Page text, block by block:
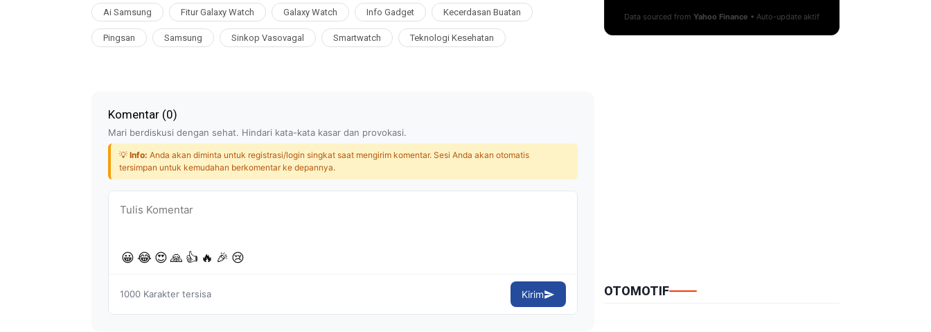
Ai Samsung Fitur Galaxy Watch Galaxy Watch Info Gadget Kecerdasan Buatan
Pingsan Samsung Sinkop Vasovagal Smartwatch Teknologi Kesehatan
Komentar (0)
Mari berdiskusi dengan sehat. Hindari kata-kata kasar dan provokasi.
💡 Info: Anda akan diminta untuk registrasi/login singkat saat mengirim komentar. Sesi Anda akan otomatis
tersimpan untuk kemudahan berkomentar ke depannya.
😀 😂 😍 🙏 👍 🔥 🎉 😢
1000 Karakter tersisa Kirim
Data sourced from Yahoo Finance • Auto-update aktif
OTOMOTIF